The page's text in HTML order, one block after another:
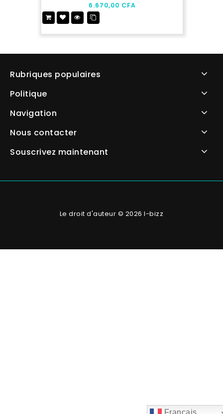
5
6.670,00 CFA
Rubriques populaires
Politique
Navigation
Nous contacter
Souscrivez maintenant
Le droit d'auteur © 2026 I-bizz